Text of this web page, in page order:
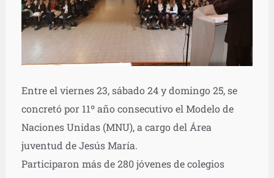
Entre el viernes 23, sábado 24 y domingo 25, se
concretó por 11º año consecutivo el Modelo de
Naciones Unidas (MNU), a cargo del Área
juventud de Jesús María.
Participaron más de 280 jóvenes de colegios